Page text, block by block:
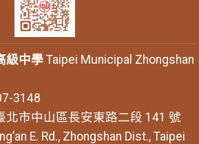
級中學Taipei Municipal Zhongshan
3148
北市中山區長安東路二段 141 號
E. Rd., Zhongshan Dist., Taipei